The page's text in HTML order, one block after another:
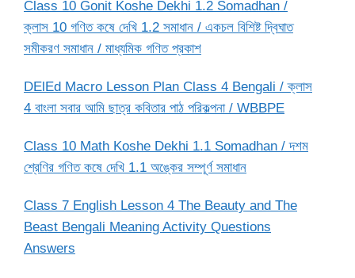
Class 10 Gonit Koshe Dekhi 1.2 Somadhan /
ক্লাস 10 গণিত কষে দেখি 1.2 সমাধান / একচল বিশিষ্ট দ্বিঘাত
সমীকরণ সমাধান / মাধ্যমিক গণিত প্রকাশ
DElEd Macro Lesson Plan Class 4 Bengali / ক্লাস
4 বাংলা সবার আমি ছাত্র কবিতার পাঠ পরিকল্পনা / WBBPE
Class 10 Math Koshe Dekhi 1.1 Somadhan / দশম
শ্রেণির গণিত কষে দেখি 1.1 অঙ্কের সম্পূর্ণ সমাধান
Class 7 English Lesson 4 The Beauty and The
Beast Bengali Meaning Activity Questions
Answers